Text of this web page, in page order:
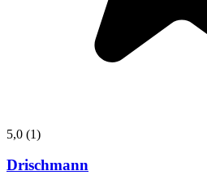
5,0 (1)
Drischmann